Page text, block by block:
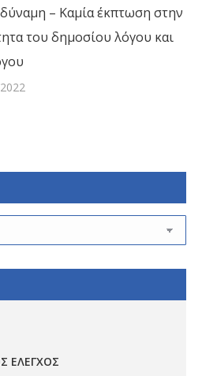
δύναμη – Καμία έκπτωση στην
του δημοσίου λόγου και
ΕΛΕΓΧΟΣ